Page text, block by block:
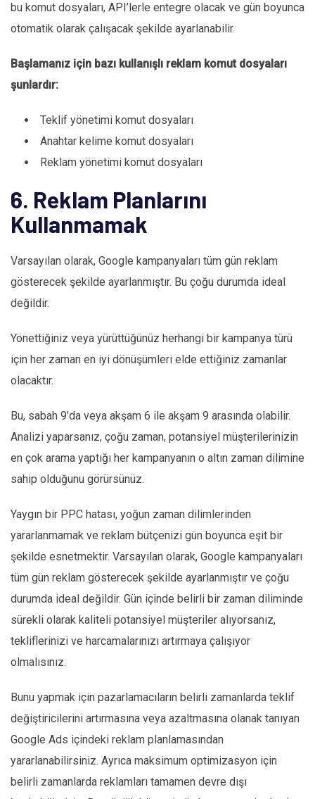
bu komut dosyaları, API’lerle entegre olacak ve gün boyunca
otomatik olarak çalışacak şekilde ayarlanabilir.
Başlamanız için bazı kullanışlı reklam komut dosyaları
şunlardır:
Teklif yönetimi komut dosyaları
Anahtar kelime komut dosyaları
Reklam yönetimi komut dosyaları
6. Reklam Planlarını
Kullanmamak
Varsayılan olarak, Google kampanyaları tüm gün reklam
gösterecek şekilde ayarlanmıştır. Bu çoğu durumda ideal
değildir.
Yönettiğiniz veya yürüttüğünüz herhangi bir kampanya türü
için her zaman en iyi dönüşümleri elde ettiğiniz zamanlar
olacaktır.
Bu, sabah 9’da veya akşam 6 ile akşam 9 arasında olabilir.
Analizi yaparsanız, çoğu zaman, potansiyel müşterilerinizin
en çok arama yaptığı her kampanyanın o altın zaman dilimine
sahip olduğunu görürsünüz.
Yaygın bir PPC hatası, yoğun zaman dilimlerinden
yararlanmamak ve reklam bütçenizi gün boyunca eşit bir
şekilde esnetmektir. Varsayılan olarak, Google kampanyaları
tüm gün reklam gösterecek şekilde ayarlanmıştır ve çoğu
durumda ideal değildir. Gün içinde belirli bir zaman diliminde
sürekli olarak kaliteli potansiyel müşteriler alıyorsanız,
tekliflerinizi ve harcamalarınızı artırmaya çalışıyor
olmalısınız.
Bunu yapmak için pazarlamacıların belirli zamanlarda teklif
değiştiricilerini artırmasına veya azaltmasına olanak tanıyan
Google Ads içindeki reklam planlamasından
yararlanabilirsiniz. Ayrıca maksimum optimizasyon için
belirli zamanlarda reklamları tamamen devre dışı